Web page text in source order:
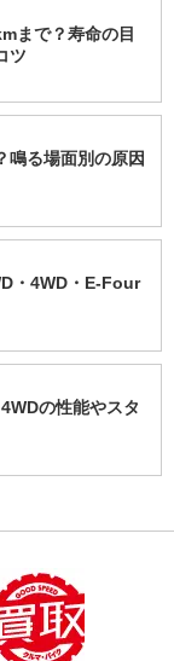
まで？寿命の目
ツ
鳴る場面別の原因
・4WD・E-Four
の性能やスタ